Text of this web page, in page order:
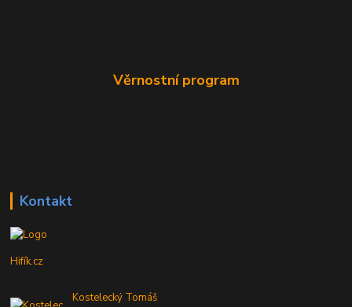
Věrnostní program
Kontakt
Hifík.cz
Kostelecký Tomáš